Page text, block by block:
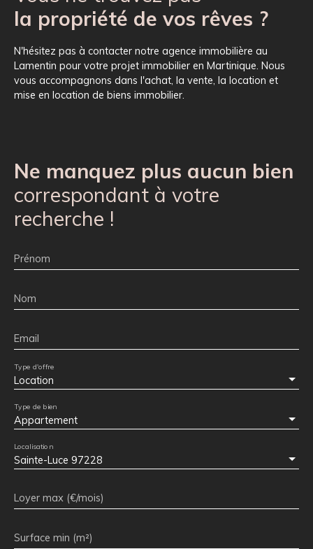
la propriété de vos rêves ?
N'hésitez pas à contacter notre agence immobilière au
Lamentin pour votre projet immobilier en Martinique. Nous
vous accompagnons dans l'achat, la vente, la location et
mise en location de biens immobilier.
Ne manquez plus aucun bien
correspondant à votre
recherche !
Prénom
Nom
Email
Location
Type d'offre
Appartement
Type de bien
Sainte-Luce 97228
Localisation
Loyer max (€/mois)
Surface min (m²)